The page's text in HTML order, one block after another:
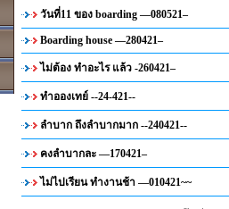
วันที่11 ของ boarding —080521–
Boarding house —280421–
ไม่ต้อง ทำอะไร แล้ว -260421–
ทำอองเทย์ --24-421--
ลำบาก ถึงลำบากมาก --240421--
คงลำบากละ —170421–
ไม่ไปเรียน ทำงานช้า —010421~~